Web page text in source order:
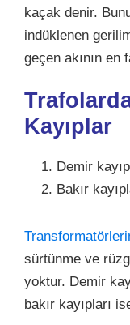
kaçak denir.
indüklenen
geçen akının en
Kayıplar
Demir
Bakır
sürtünme ve
yoktur. Demir
bakır kayıpları